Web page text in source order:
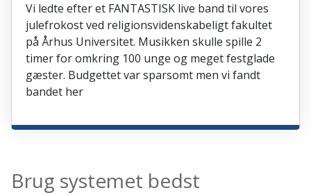
Vi ledte efter et FANTASTISK live band til vores
julefrokost ved religionsvidenskabeligt fakultet
på Århus Universitet. Musikken skulle spille 2
timer for omkring 100 unge og meget festglade
gæster. Budgettet var sparsomt men vi fandt
bandet her
Brug systemet bedst